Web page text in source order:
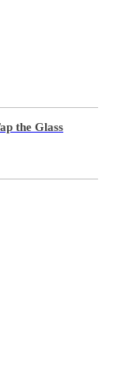
the Glass